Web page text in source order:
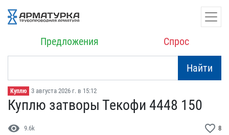
Предложения Спрос
Найти
Куплю 3 августа 2026 г. в 15:12
Куплю затворы Текофи 444​8 150
visibility 9.6k favorite_border 8